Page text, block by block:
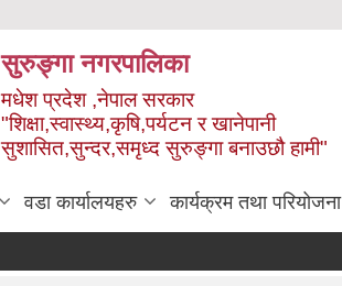
सुरुङ्‍गा नगरपालिका
मधेश प्रदेश ,नेपाल सरकार
"शिक्षा,स्वास्थ्य,कृषि,पर्यटन र खानेपानी
सुशासित,सुन्दर,समृध्द सुरुङ्गा बनाउछौ हामी"
वडा कार्यालयहरु कार्यक्रम तथा परियोजना